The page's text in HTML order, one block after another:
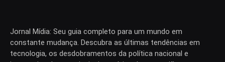
Jornal Mídia: Seu guia completo para um mundo em
constante mudança. Descubra as últimas tendências em
tecnologia, os desdobramentos da política nacional e